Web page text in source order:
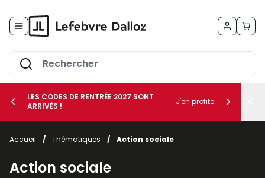
le sous-menu Vos métiers
le sous-menu Vos besoins
LES CODES DE RENTRÉE 2027 SONT
ARRIVÉS !
J'en profite
Accueil / Thématiques / Action sociale
Action sociale